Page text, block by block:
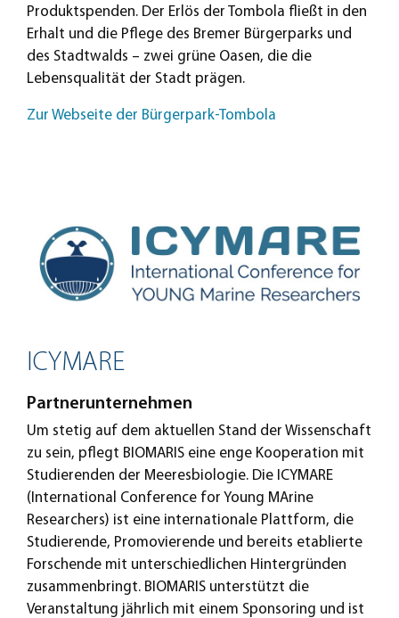
Produktspenden. Der Erlös der Tombola fließt in den
Erhalt und die Pflege des Bremer Bürgerparks und
des Stadtwalds – zwei grüne Oasen, die die
Lebensqualität der Stadt prägen.
Zur Webseite der Bürgerpark-Tombola
ICYMARE
Partnerunternehmen
Um stetig auf dem aktuellen Stand der Wissenschaft
zu sein, pflegt BIOMARIS eine enge Kooperation mit
Studierenden der Meeresbiologie. Die ICYMARE
(International Conference for Young MArine
Researchers) ist eine internationale Plattform, die
Studierende, Promovierende und bereits etablierte
Forschende mit unterschiedlichen Hintergründen
zusammenbringt. BIOMARIS unterstützt die
Veranstaltung jährlich mit einem Sponsoring und ist